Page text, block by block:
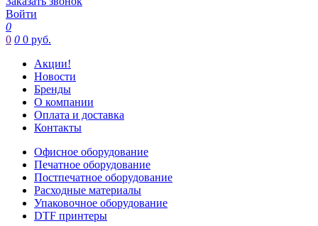
Войти
0
0 0 0 руб.
Акции!
Новости
Бренды
О компании
Оплата и доставка
Контакты
Офисное оборудование
Печатное оборудование
Постпечатное оборудование
Расходные материалы
Упаковочное оборудование
DTF принтеры